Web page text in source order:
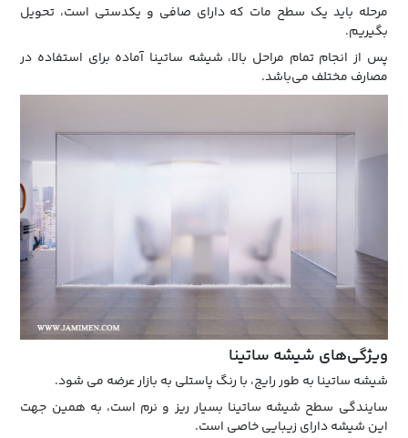
مرحله باید یک سطح مات که دارای صافی و یکدستی است، تحویل
بگیریم.
پس از انجام تمام مراحل بالا، شیشه ساتینا آماده برای استفاده در
مصارف مختلف می‌باشد.
ویژگی‌های شیشه ساتینا
شیشه ساتینا به طور رایج، با رنگ پاستلی به بازار عرضه می شود.
سایندگی سطح شیشه ساتینا بسیار ریز و نرم است، به همین جهت
این شیشه دارای زیبایی خاصی است.